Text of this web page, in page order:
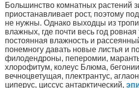
Большинство комнатных растений
приостанавливает рост, поэтому
не нужны. Однако выходцы из
влажных, где почти весь год ровная
постоянная влажность и
понемногу давать новые листья и
филодендроны, пеперомии,
хлорофитум, колеус Блюма,
вечноцветущая, плектрантус,
циперус, циссус антарктический,